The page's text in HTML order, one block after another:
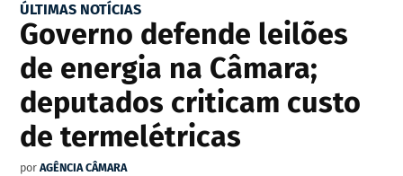
ÚLTIMAS NOTÍCIAS
Governo defende leilões
de energia na Câmara;
deputados criticam custo
de termelétricas
por AGÊNCIA CÂMARA